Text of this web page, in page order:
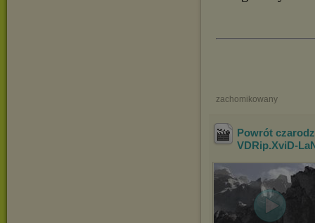
zachomikowany
Powrót
VDRip.XviD-